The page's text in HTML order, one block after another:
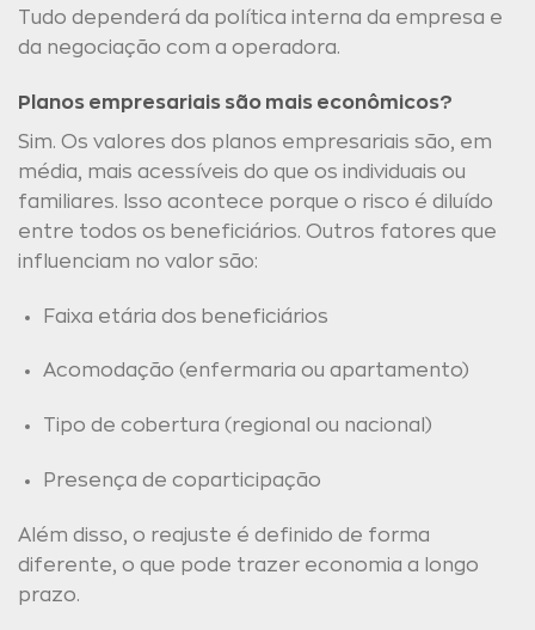
Tudo dependerá da política interna da empresa e
da negociação com a operadora.
Planos empresariais são mais econômicos?
Sim. Os valores dos planos empresariais são, em
média, mais acessíveis do que os individuais ou
familiares. Isso acontece porque o risco é diluído
entre todos os beneficiários. Outros fatores que
influenciam no valor são:
Faixa etária dos beneficiários
Acomodação (enfermaria ou apartamento)
Tipo de cobertura (regional ou nacional)
Presença de coparticipação
Além disso, o reajuste é definido de forma
diferente, o que pode trazer economia a longo
prazo.